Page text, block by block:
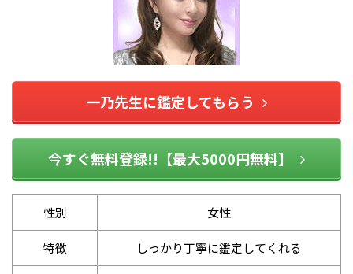
一乃先生に鑑定してもらう
今すぐ無料登録!!【最大5000円無料】
性別 女性
特徴 しっかり丁寧に鑑定してくれる